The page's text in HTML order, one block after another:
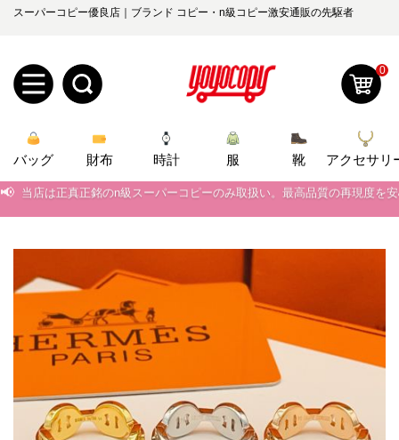
スーパーコピー優良店｜ブランド コピー・n級コピー激安通販の先駆者
規
ユ
ザ
録
ロ
グ
ン
オ
ー
お
yoyocopys@gmail.com
0
バッグ 財布 時計 服 靴
アクセサリ
当店は正真正銘のn級スーパーコピーのみ取扱い。最高品質の再現度を
2026春の新作続々更新中！期間中のご注文でお得な割引をご利用いただ
📢 新作入荷！ルイ・ヴィトンスーパーコピー バッグ最新モデルが登場。